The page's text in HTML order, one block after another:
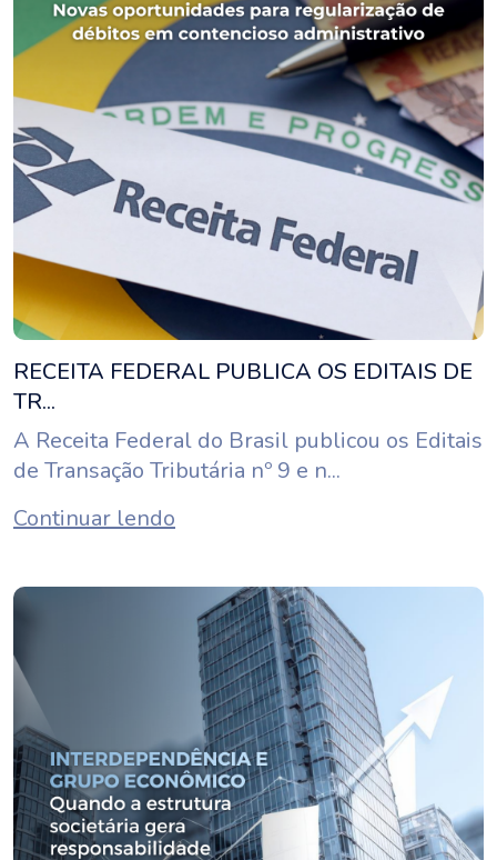
RECEITA FEDERAL PUBLICA OS EDITAIS DE
TR...
A Receita Federal do Brasil publicou os Editais
de Transação Tributária nº 9 e n...
Continuar lendo